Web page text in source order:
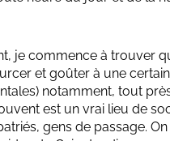
je commence à trouver
et goûter à une
notamment, tout
est un vrai lieu de
gens de passage.